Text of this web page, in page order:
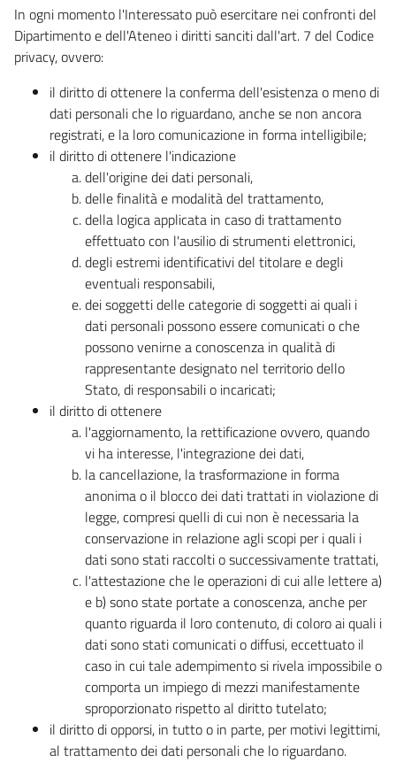
In ogni momento l'Interessato può esercitare nei confronti del
Dipartimento e dell'Ateneo i diritti sanciti dall'art. 7 del Codice
privacy, ovvero:
il diritto di ottenere la conferma dell'esistenza o meno di
dati personali che lo riguardano, anche se non ancora
registrati, e la loro comunicazione in forma intelligibile;
il diritto di ottenere l'indicazione
dell'origine dei dati personali,
delle finalità e modalità del trattamento,
della logica applicata in caso di trattamento
effettuato con l'ausilio di strumenti elettronici,
degli estremi identificativi del titolare e degli
eventuali responsabili,
dei soggetti delle categorie di soggetti ai quali i
dati personali possono essere comunicati o che
possono venirne a conoscenza in qualità di
rappresentante designato nel territorio dello
Stato, di responsabili o incaricati;
il diritto di ottenere
l'aggiornamento, la rettificazione ovvero, quando
vi ha interesse, l'integrazione dei dati,
la cancellazione, la trasformazione in forma
anonima o il blocco dei dati trattati in violazione di
legge, compresi quelli di cui non è necessaria la
conservazione in relazione agli scopi per i quali i
dati sono stati raccolti o successivamente trattati,
l'attestazione che le operazioni di cui alle lettere a)
e b) sono state portate a conoscenza, anche per
quanto riguarda il loro contenuto, di coloro ai quali i
dati sono stati comunicati o diffusi, eccettuato il
caso in cui tale adempimento si rivela impossibile o
comporta un impiego di mezzi manifestamente
sproporzionato rispetto al diritto tutelato;
il diritto di opporsi, in tutto o in parte, per motivi legittimi,
al trattamento dei dati personali che lo riguardano.